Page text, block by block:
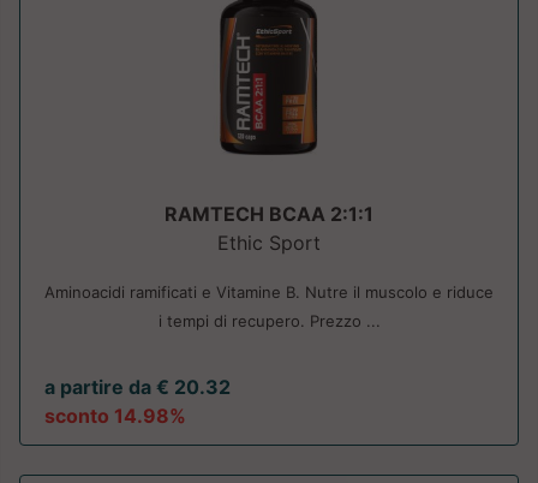
RAMTECH BCAA 2:1:1
Ethic Sport
Aminoacidi ramificati e Vitamine B. Nutre il muscolo e riduce
i tempi di recupero. Prezzo ...
a partire da € 20.32
sconto 14.98%